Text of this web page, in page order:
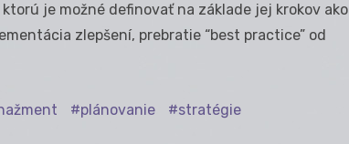
je možné definovať na základe jej krokov ako
zlepšení, prebratie “best practice” od
plánovanie stratégie